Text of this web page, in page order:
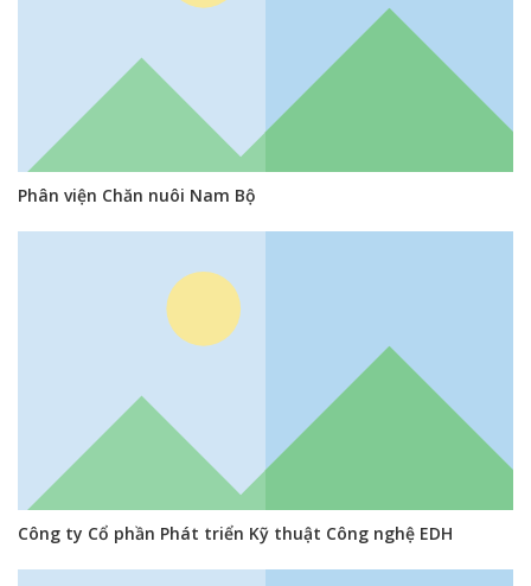
Phân viện Chăn nuôi Nam Bộ
Công ty Cổ phần Phát triển Kỹ thuật Công nghệ EDH